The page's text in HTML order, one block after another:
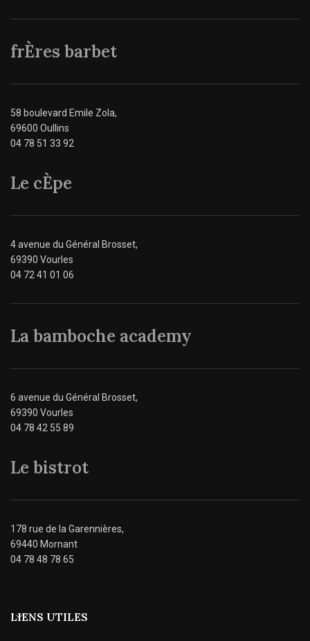
frÈres barbet
58 boulevard Emile Zola,
69600 Oullins
04 78 51 33 92
Le cÈpe
4 avenue du Général Brosset,
69390 Vourles
04 72 41 01 06
La bamboche academy
6 avenue du Général Brosset,
69390 Vourles
04 78 42 55 89
Le bistrot
178 rue de la Garennières,
69440 Mornant
04 78 48 78 65
LIENS UTILES